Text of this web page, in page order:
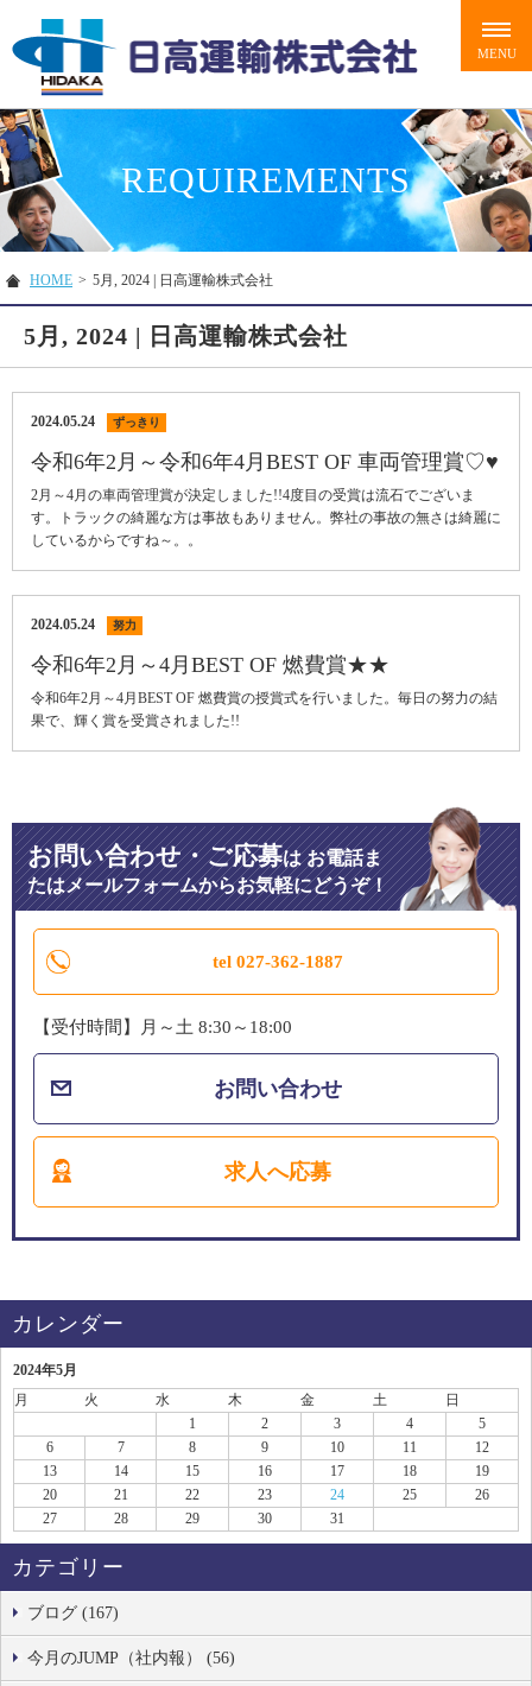
REQUIREMENTS
HOME > 5月, 2024 | 日高運輸株式会社
5月, 2024 | 日高運輸株式会社
2024.05.24 ずっきり
令和6年2月～令和6年4月BEST OF 車両管理賞♡♥
2月～4月の車両管理賞が決定しました!!4度目の受賞は流石でございま
す。トラックの綺麗な方は事故もありません。弊社の事故の無さは綺麗に
しているからですね～。。
2024.05.24 努力
令和6年2月～4月BEST OF 燃費賞★★
令和6年2月～4月BEST OF 燃費賞の授賞式を行いました。毎日の努力の結
果で、輝く賞を受賞されました!!
お問い合わせ・ご応募はお電話ま
たはメールフォームからお気軽にどうぞ！
tel 027-362-1887
【受付時間】月～土 8:30～18:00
お問い合わせ
求人へ応募
カレンダー
2024年5月
月
火 水 木 金 土
日
1
2 3 4
5
6
7 8 9 10 11
12
13
14 15 16 17 18
19
20
21 22 23 24 25
26
27
28 29 30 31
カテゴリー
ブログ (167)
今月のJUMP（社内報） (56)